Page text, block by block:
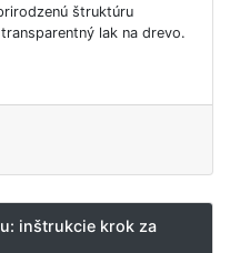
štruktúru
lak na drevo.
inštrukcie krok za